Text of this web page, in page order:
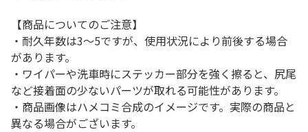
【商品についてのご注意】
・耐久年数は3～5ですが、使用状況により前後する場合
があります。
・ワイパーや洗車時にステッカー部分を強く擦ると、尻尾
など接着面の少ないパーツが取れる可能性があります。
・商品画像はハメコミ合成のイメージです。実際の商品と
異なる場合がございます。